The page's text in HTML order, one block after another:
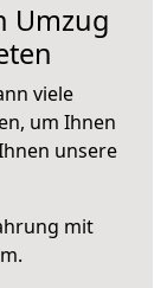
Umzug
viele
um Ihnen
unsere
mit
.